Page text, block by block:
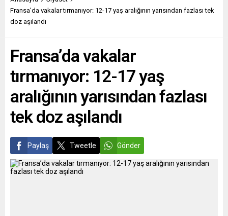
Rusya’ya yönelik
yaptırımların gevşetilmesi
belirtti. Batı ne yapmalı?
PÚBLICO (Portekiz)...
Ukrayna ofisi başkanı, Af
medyaya da yansımış
gözüküyor. TAGES-
ANZEIGER...
Fransa’da vakalar tırmanıyor: 12-17 yaş aralığının yarısından fazlası tek
doz aşılandı
Fransa’da vakalar
tırmanıyor: 12-17 yaş
aralığının yarısından fazlası
tek doz aşılandı
Paylaş Tweetle Gönder